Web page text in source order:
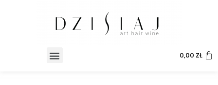
0,00 ZŁ